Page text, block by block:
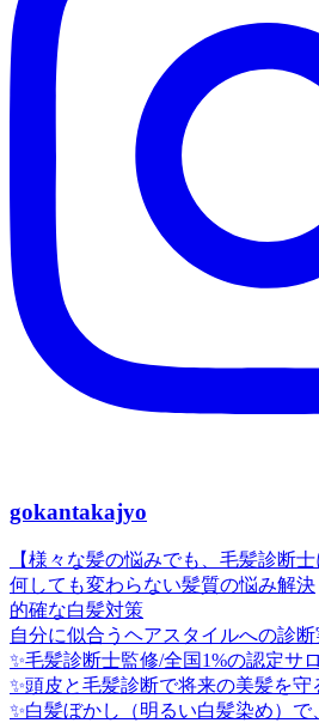
gokantakajyo
【様々な髪の悩みでも、毛髪診断士
何しても変わらない髪質の悩み解決
的確な白髪対策
自分に似合うヘアスタイルへの診
✨毛髪診断士監修/全国1%の認定サ
✨頭皮と毛髪診断で将来の美髪を守
✨白髪ぼかし（明るい白髪染め）